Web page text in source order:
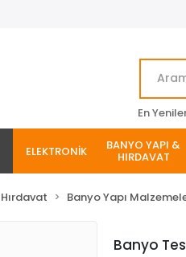
En
ELEKTRONİK BANYO YAPI &
HIRDAVAT
Banyo Yapı
Banyo